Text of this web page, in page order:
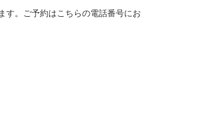
す。ご予約はこちらの電話番号にお